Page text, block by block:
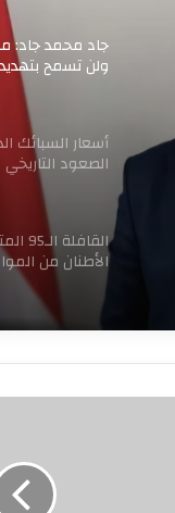
جاد محمد جاد:
ولن تسمح
أسعار السبائك
الصعود
الأطنان من
الكهرباء تنفي
العدادات: كل
الثانية من